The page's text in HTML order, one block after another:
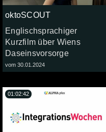
oktoSCOUT
Englischsprachiger
Kurzfilm über Wiens
Daseinsvorsorge
vom 30.01.2024
01:02:42